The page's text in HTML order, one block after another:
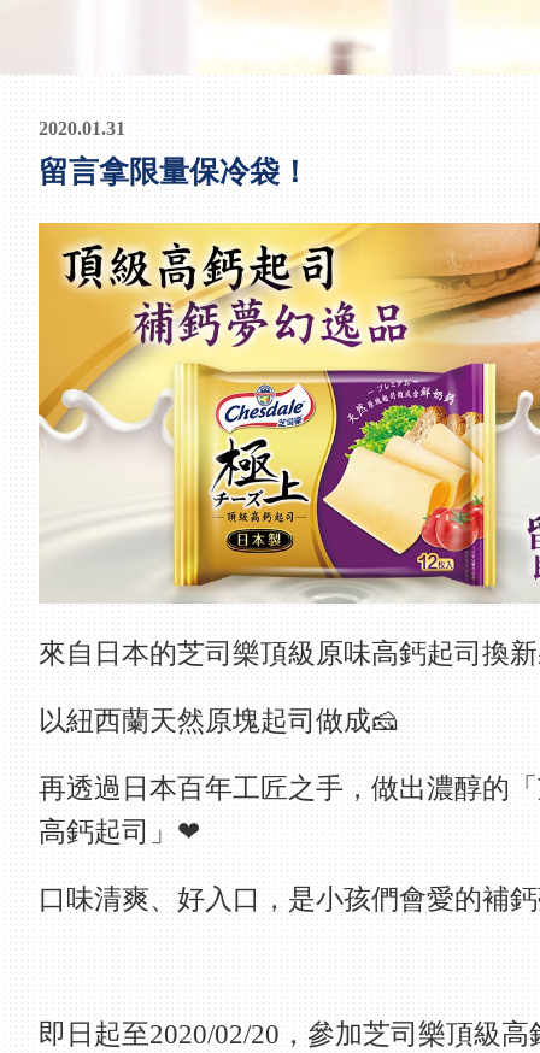
2020.01.31
留言拿限量保冷袋！
來自日本的芝司樂頂級原味高鈣起司換
以紐西蘭天然原塊起司做成🧀
再透過日本百年工匠之手，做出濃醇的
高鈣起司」❤
口味清爽、好入口，是小孩們會愛的補
即日起至2020/02/20，參加芝司樂頂級